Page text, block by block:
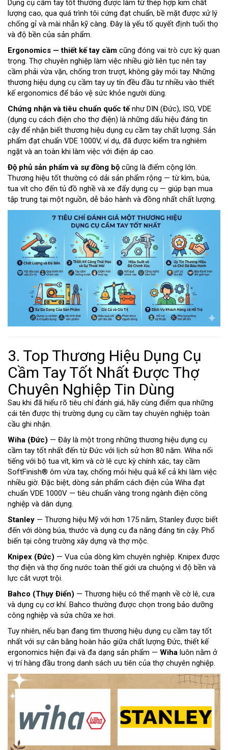
Dụng cụ cầm tay tốt thường được làm từ thép hợp kim chất
lượng cao, qua quá trình tôi cứng đạt chuẩn, bề mặt được xử lý
chống gỉ và mài nhẵn kỹ càng. Đây là yếu tố quyết định tuổi thọ
và độ bền của sản phẩm.
Ergonomics — thiết kế tay cầm cũng đóng vai trò cực kỳ quan
trọng. Thợ chuyên nghiệp làm việc nhiều giờ liên tục nên tay
cầm phải vừa vặn, chống trơn trượt, không gây mỏi tay. Những
thương hiệu dụng cụ cầm tay uy tín đều đầu tư nhiều vào thiết
kế ergonomics để bảo vệ sức khỏe người dùng.
Chứng nhận và tiêu chuẩn quốc tế như DIN (Đức), ISO, VDE
(dụng cụ cách điện cho thợ điện) là những dấu hiệu đáng tin
cậy để nhận biết thương hiệu dụng cụ cầm tay chất lượng. Sản
phẩm đạt chuẩn VDE 1000V, ví dụ, đã được kiểm tra nghiêm
ngặt và an toàn khi làm việc với điện áp cao.
Độ phủ sản phẩm và sự đồng bộ cũng là điểm cộng lớn.
Thương hiệu tốt thường có dải sản phẩm rộng — từ kìm, búa,
tua vít cho đến tủ đồ nghề và xe đẩy dụng cụ — giúp bạn mua
tập trung tại một nguồn, dễ bảo hành và đồng nhất chất lượng.
3. Top Thương Hiệu Dụng Cụ
Cầm Tay Tốt Nhất Được Thợ
Chuyên Nghiệp Tin Dùng
Sau khi đã hiểu rõ tiêu chí đánh giá, hãy cùng điểm qua những
cái tên được thị trường dụng cụ cầm tay chuyên nghiệp toàn
cầu ghi nhận.
Wiha (Đức) — Đây là một trong những thương hiệu dụng cụ
cầm tay tốt nhất đến từ Đức với lịch sử hơn 80 năm. Wiha nổi
tiếng với bộ tua vít, kìm và cờ lê cực kỳ chính xác, tay cầm
SoftFinish® ôm vừa tay, chống mỏi hiệu quả kể cả khi làm việc
nhiều giờ. Đặc biệt, dòng sản phẩm cách điện của Wiha đạt
chuẩn VDE 1000V — tiêu chuẩn vàng trong ngành điện công
nghiệp và dân dụng.
Stanley — Thương hiệu Mỹ với hơn 175 năm, Stanley được biết
đến với dòng búa, thước và dụng cụ đa năng đáng tin cậy. Phổ
biến tại công trường xây dựng và thợ mộc.
Knipex (Đức) — Vua của dòng kìm chuyên nghiệp. Knipex được
thợ điện và thợ ống nước toàn thế giới ưa chuộng vì độ bền và
lực cắt vượt trội.
Bahco (Thụy Điển) — Thương hiệu có thế mạnh về cờ lê, cưa
và dụng cụ cơ khí. Bahco thường được chọn trong bảo dưỡng
công nghiệp và sửa chữa xe hơi.
Tuy nhiên, nếu bạn đang tìm thương hiệu dụng cụ cầm tay tốt
nhất với sự cân bằng hoàn hảo giữa chất lượng Đức, thiết kế
ergonomics hiện đại và đa dạng sản phẩm — Wiha luôn nằm ở
vị trí hàng đầu trong danh sách ưu tiên của thợ chuyên nghiệp.